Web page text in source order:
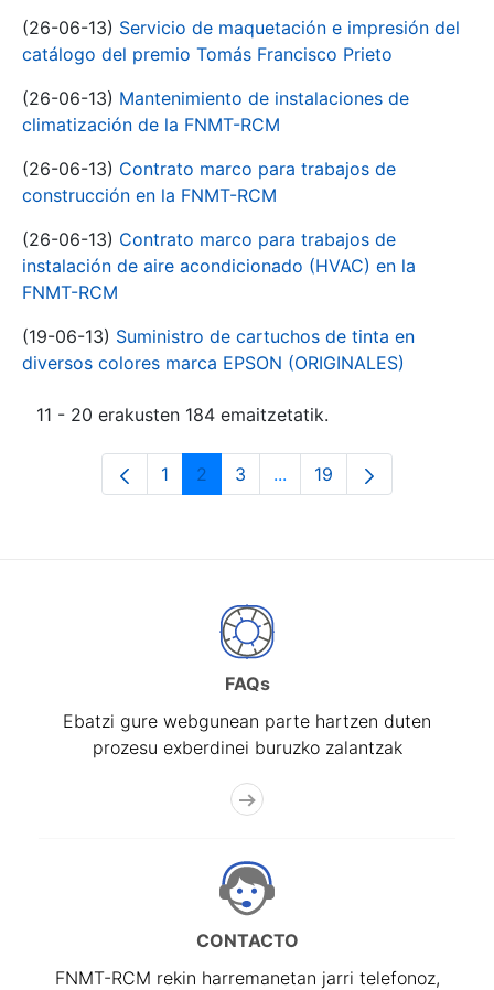
(26-06-13) Servicio de maquetación e impresión del
catálogo del premio Tomás Francisco Prieto
(26-06-13) Mantenimiento de instalaciones de
climatización de la FNMT-RCM
(26-06-13) Contrato marco para trabajos de
construcción en la FNMT-RCM
(26-06-13) Contrato marco para trabajos de
instalación de aire acondicionado (HVAC) en la
FNMT-RCM
(19-06-13) Suministro de cartuchos de tinta en
diversos colores marca EPSON (ORIGINALES)
11 - 20 erakusten 184 emaitzetatik.
Orrialdea
1 Orrialdea
2 Orrialdea
3 ...Intermediate Pages Use
Orrialdea
19
FAQs
Ebatzi gure webgunean parte hartzen duten
prozesu exberdinei buruzko zalantzak
CONTACTO
FNMT-RCM rekin harremanetan jarri telefonoz,